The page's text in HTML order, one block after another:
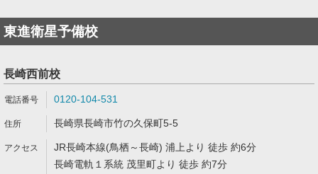
東進衛星予備校
長崎西前校
0120-104-531
長崎県長崎市竹の久保町5-5
JR長崎本線(鳥栖～長崎) 浦上より 徒歩 約6分
長崎電軌１系統 茂里町より 徒歩 約7分